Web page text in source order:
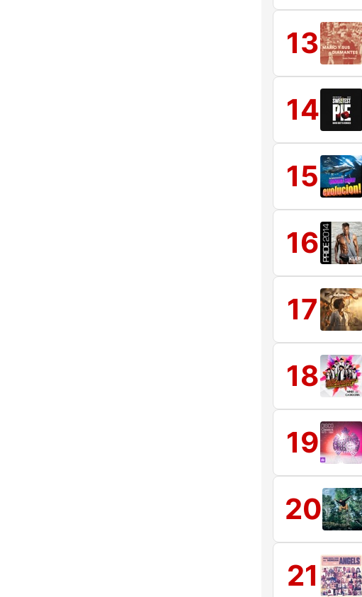
13
14
15
16
17
18
19
20
21